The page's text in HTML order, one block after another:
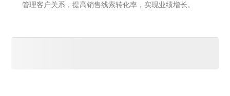
管理客户关系，提高销售线索转化率，实现业绩增长。